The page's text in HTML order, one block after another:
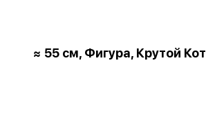
≈ 55 см, Фигура, Крутой Кот